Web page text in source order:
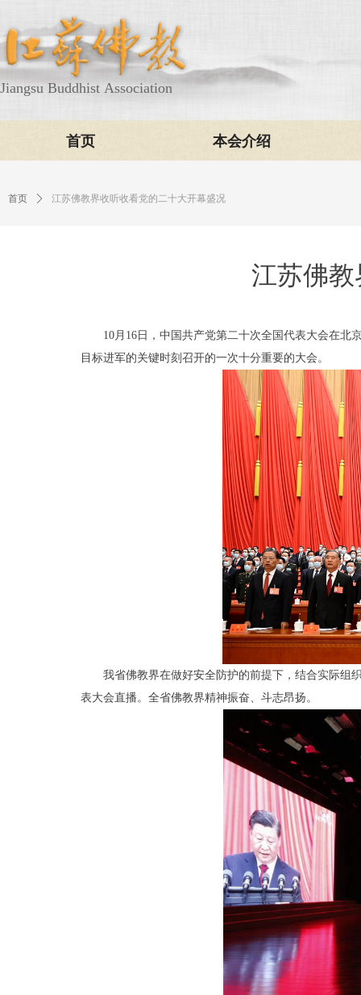
Jiangsu Buddhist Association
首页 本会介绍
10月 16 日，中国共产党第二十次全国代表大会在北
目标进军的关键时刻召开的一次十分重要的大会。
我省佛教界在做好安全防护的前提下，结合实际组
表大会直播。全省佛教界精神振奋、斗志昂扬。
江苏佛
首页 ꄲ 江苏佛教界收听收看党的二十大开幕盛况